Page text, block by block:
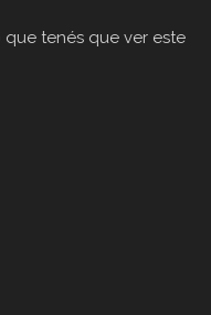
tenés que ver este